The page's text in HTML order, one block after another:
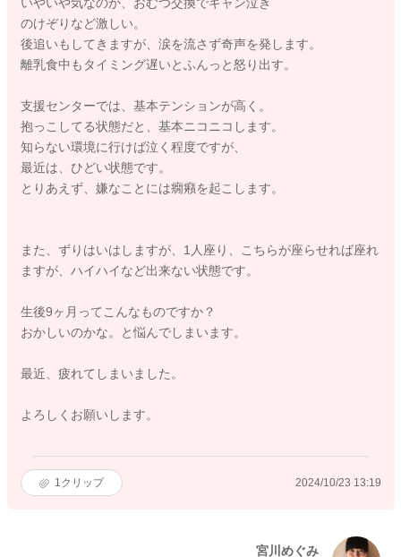
のけぞりなど激しい。
後追いもしてきますが、涙を流さず奇声を発します。
離乳食中もタイミング遅いとふんっと怒り出す。
支援センターでは、基本テンションが高く。
抱っこしてる状態だと、基本ニコニコします。
知らない環境に行けば泣く程度ですが、
最近は、ひどい状態です。
とりあえず、嫌なことには癇癪を起こします。
また、ずりはいはしますが、1人座り、こちらが座らせれば座れ
ますが、ハイハイなど出来ない状態です。
生後9ヶ月ってこんなものですか？
おかしいのかな。と悩んでしまいます。
最近、疲れてしまいました。
よろしくお願いします。
1 クリップ 2024/10/23 13:19
宮川めぐみ